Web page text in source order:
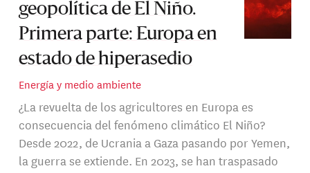
geopolítica de El Niño.
Primera parte: Europa en
estado de hiperasedio
Energía y medio ambiente
¿La revuelta de los agricultores en Europa es
consecuencia del fenómeno climático El Niño?
Desde 2022, de Ucrania a Gaza pasando por Yemen,
la guerra se extiende. En 2023, se han traspasado